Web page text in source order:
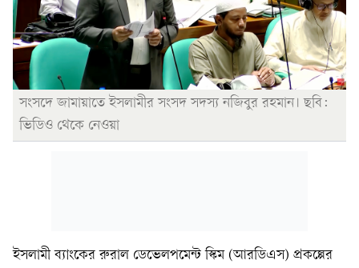
সংসদে জামায়াতে ইসলামীর সংসদ সদস্য নজিবুর রহমান। ছবি:
ভিডিও থেকে নেওয়া
ইসলামী ব্যাংকের রুরাল ডেভেলপমেন্ট স্কিম (আরডিএস) প্রকল্পের